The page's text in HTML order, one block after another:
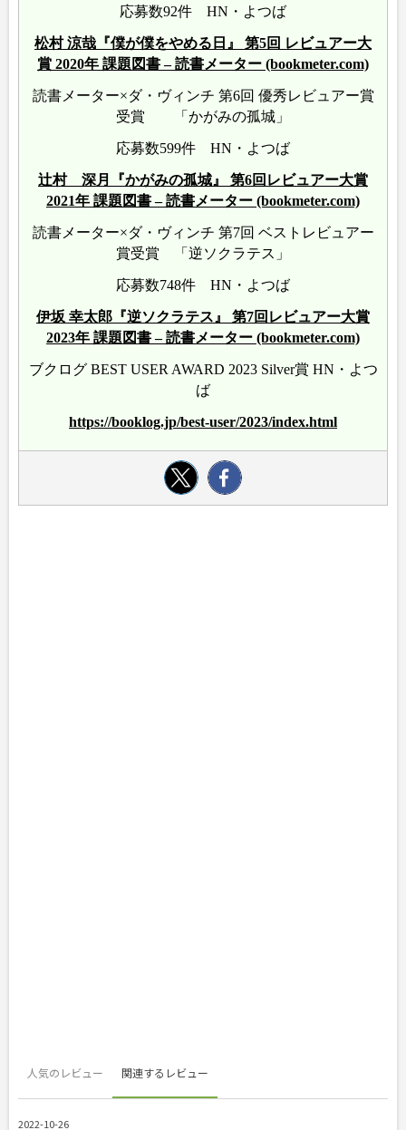
応募数92件 HN・よつば
松村 涼哉『僕が僕をやめる日』 第5回 レビュアー大
賞 2020年 課題図書 – 読書メーター (bookmeter.com)
読書メーター×ダ・ヴィンチ 第6回 優秀レビュアー賞
受賞 「かがみの孤城」
応募数599件 HN・よつば
辻村 深月『かがみの孤城』 第6回レビュアー大賞
2021年 課題図書 – 読書メーター (bookmeter.com)
読書メーター×ダ・ヴィンチ 第7回 ベストレビュアー
賞受賞 「逆ソクラテス」
応募数748件 HN・よつば
伊坂 幸太郎『逆ソクラテス』 第7回レビュアー大賞
2023年 課題図書 – 読書メーター (bookmeter.com)
ブクログ BEST USER AWARD 2023 Silver賞 HN・よつ
ば
https://booklog.jp/best-user/2023/index.html
人気のレビュー 関連するレビュー
2022-10-26